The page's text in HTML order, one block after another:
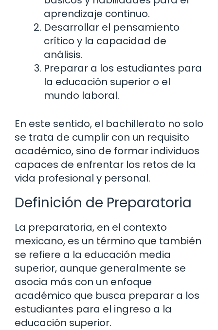
aprendizaje continuo.
Desarrollar el pensamiento
crítico y la capacidad de
análisis.
Preparar a los estudiantes para
la educación superior o el
mundo laboral.
En este sentido, el bachillerato no solo
se trata de cumplir con un requisito
académico, sino de formar individuos
capaces de enfrentar los retos de la
vida profesional y personal.
Definición de Preparatoria
La preparatoria, en el contexto
mexicano, es un término que también
se refiere a la educación media
superior, aunque generalmente se
asocia más con un enfoque
académico que busca preparar a los
estudiantes para el ingreso a la
educación superior.